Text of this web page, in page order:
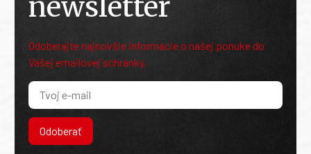
Odoberajte najnovšie informácie o našej ponuke do
Vašej emailovej schránky.
Odoberať